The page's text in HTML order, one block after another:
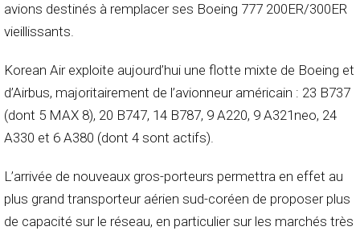
avions destinés à remplacer ses Boeing 777 200ER/300ER
vieillissants.
Korean Air exploite aujourd’hui une flotte mixte de Boeing et
d’Airbus, majoritairement de l’avionneur américain : 23 B737
(dont 5 MAX 8), 20 B747, 14 B787, 9 A220, 9 A321neo, 24
A330 et 6 A380 (dont 4 sont actifs).
L’arrivée de nouveaux gros-porteurs permettra en effet au
plus grand transporteur aérien sud-coréen de proposer plus
de capacité sur le réseau, en particulier sur les marchés très